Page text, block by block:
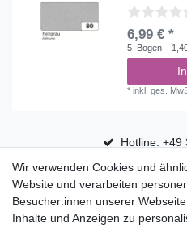
6,99 € *
5 Bogen |
*inkl. ges.
Hotline: +49
30 Tage
Versandfrei ab
Wir verwenden Cookies und
Website und verarbeiten
Besucher:innen unserer
Inhalte und Anzeigen zu